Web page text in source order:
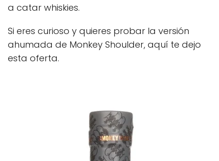
a catar whiskies.
Si eres curioso y quieres probar la versión
ahumada de Monkey Shoulder, aquí te dejo
esta oferta.